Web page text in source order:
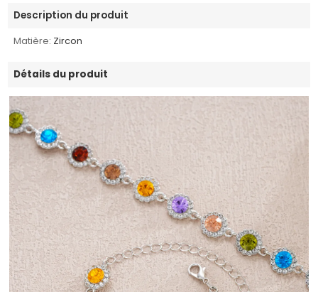
Description du produit
Matière: Zircon
Détails du produit